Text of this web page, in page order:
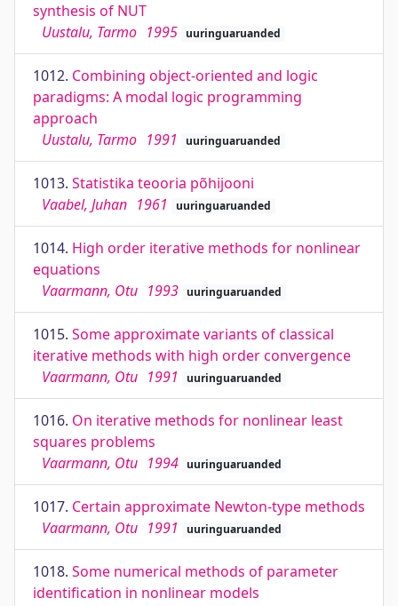
synthesis of NUT
Uustalu, Tarmo 1995 uuringuaruanded
1012. Combining object-oriented and logic
paradigms: A modal logic programming
approach
Uustalu, Tarmo 1991 uuringuaruanded
1013. Statistika teooria põhijooni
Vaabel, Juhan 1961 uuringuaruanded
1014. High order iterative methods for nonlinear
equations
Vaarmann, Otu 1993 uuringuaruanded
1015. Some approximate variants of classical
iterative methods with high order convergence
Vaarmann, Otu 1991 uuringuaruanded
1016. On iterative methods for nonlinear least
squares problems
Vaarmann, Otu 1994 uuringuaruanded
1017. Certain approximate Newton-type methods
Vaarmann, Otu 1991 uuringuaruanded
1018. Some numerical methods of parameter
identification in nonlinear models